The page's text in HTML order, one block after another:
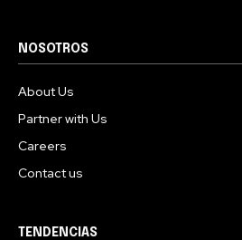
NOSOTROS
About Us
Partner with Us
Careers
Contact us
TENDENCIAS